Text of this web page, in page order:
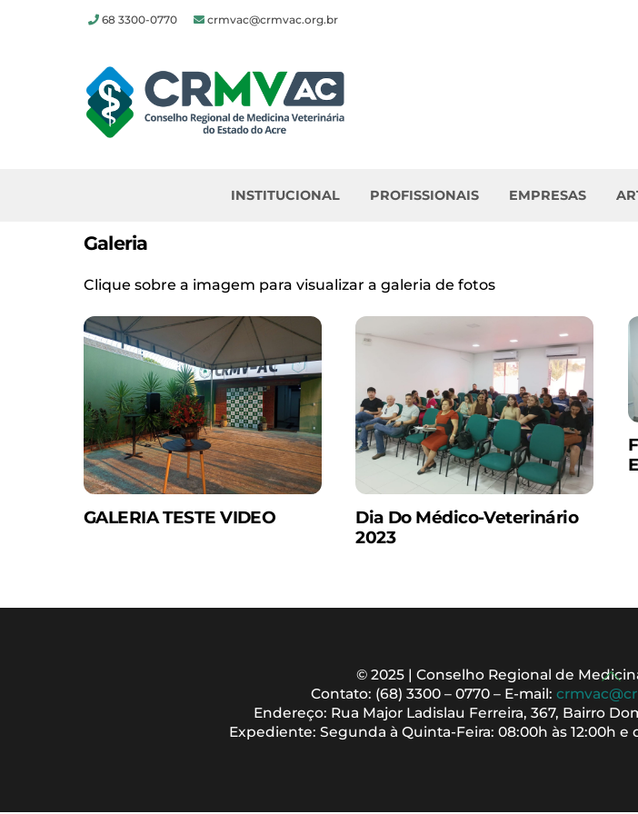
INSTITUCIONAL PROFISSIONAIS EMPRESAS
68 3300-0770 crmvac@crmvac.org.br
Galeria
Clique sobre a imagem para visualizar a galeria de fotos
GALERIA TESTE VIDEO
Dia Do Médico-Veterinário
2023
To
Top
© 2025 | Conselho Regional de
Contato: (68) 3300 – 0770 – E-mail:
Endereço: Rua Major Ladislau Ferreira, 367, Bairro
Expediente: Segunda à Quinta-Feira: 08:00h às 12:00h e